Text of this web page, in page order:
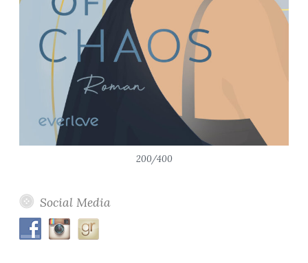
200/400
Social Media